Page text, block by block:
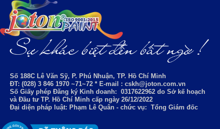
Số 188C Lê Văn Sỹ, P. Phú Nhuận, TP. Hồ Chí Minh
ĐT: (028) 3 846 1970 ~71~72 * E-mail : cskh@joton.com.vn
Số Giấy phép Đăng ký Kinh doanh: 0317622962 do Sở kế hoạch
và Đầu tư TP. Hồ Chí Minh cấp ngày 26/12/2022
Đại diện pháp luật: Phạm Lê Quân - chức vụ: Tổng Giám đốc